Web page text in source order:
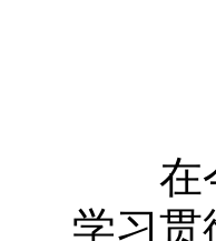
在今
学习贯